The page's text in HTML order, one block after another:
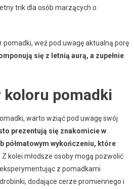
trik dla osób marzących o
pomadki, weź pod uwagę aktualną porę
się z letnią aurą, a zupełnie
koloru pomadki
warto wziąć pod uwagę swój
prezentują się znakomicie w
półmatowym wykończeniu, które
Z kolei młodsze osoby mogą pozwolić
z pomadkami
dodające cerze promiennego i